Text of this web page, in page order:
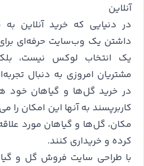
آنلاین
در دنیایی که خرید آنلاین
داشتن یک وب‌سایت حرفه‌ای
یک انتخاب لوکس نیست،
مشتریان امروزی به دنبال
در خرید گل‌ها و گیاهان خود
کاربرپسند به آنها این امکان
مکان، گل‌ها و گیاهان مورد
کرده و خریداری کنند.
با طراحی سایت فروش گل و